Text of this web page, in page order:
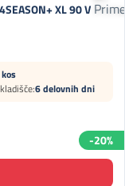
XL 90 V
6 delovnih dni
-20%